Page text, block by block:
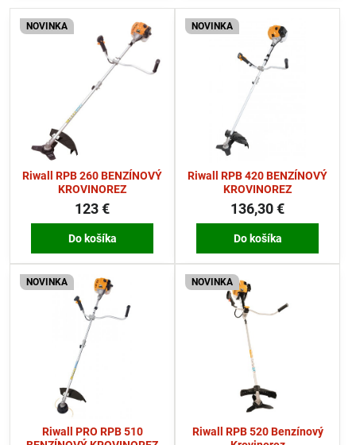
NOVINKA
Riwall RPB 260 BENZÍNOVÝ
KROVINOREZ
123 €
Do košíka
NOVINKA
Riwall RPB 420 BENZÍNOVÝ
KROVINOREZ
136,30 €
Do košíka
NOVINKA
Riwall PRO RPB 510
NOVINKA
Riwall RPB 520 Benzínový